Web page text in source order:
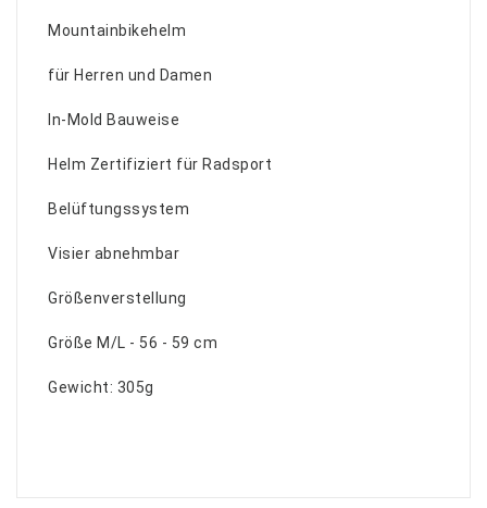
Mountainbikehelm
für Herren und Damen
In-Mold Bauweise
Helm Zertifiziert für Radsport
Belüftungssystem
Visier abnehmbar
Größenverstellung
Größe M/L - 56 - 59 cm
Gewicht: 305g